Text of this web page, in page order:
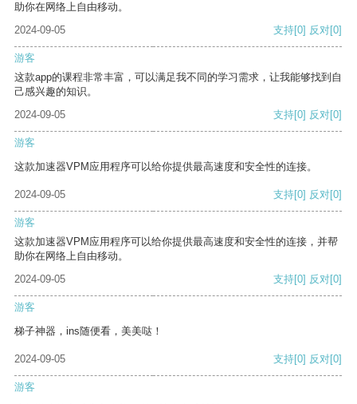
助你在网络上自由移动。
2024-09-05
支持[0] 反对[0]
游客
这款app的课程非常丰富，可以满足我不同的学习需求，让我能够找到自
己感兴趣的知识。
2024-09-05
支持[0] 反对[0]
游客
这款加速器VPM应用程序可以给你提供最高速度和安全性的连接。
2024-09-05 支持[0] 反对[0]
游客
这款加速器VPM应用程序可以给你提供最高速度和安全性的连接，并帮
助你在网络上自由移动。
2024-09-05
支持[0] 反对[0]
游客
梯子神器，ins随便看，美美哒！
2024-09-05 支持[0] 反对[0]
游客